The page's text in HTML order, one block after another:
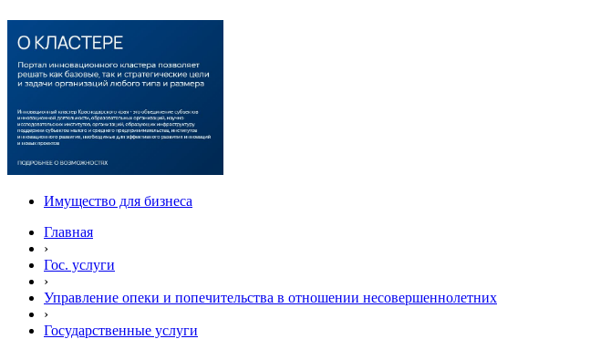
Имущество для бизнеса
Главная
›
Гос. услуги
›
Управление опеки и попечительства в отношении несовершеннолетних
›
Государственные услуги